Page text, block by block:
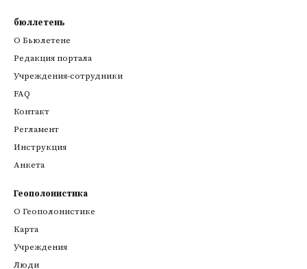
бюллетень
О Бьюлетене
Редакция портала
Учреждения-сотрудники
FAQ
Контакт
Регламент
Инструкция
Анкета
Геополонистика
О Геополонистике
Kарта
Учреждения
Люди